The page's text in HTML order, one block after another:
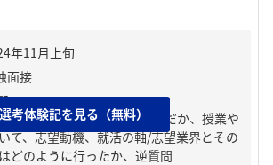
】
なぜ今の大学、学部を選んだか、授業や
て、志望動機、就活の軸/志望業界とその
どのように行ったか、逆質問
選考体験記を見る（無料）